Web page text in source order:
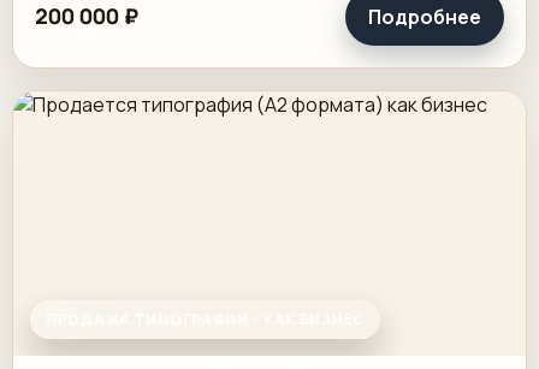
200 000 ₽ Подробнее